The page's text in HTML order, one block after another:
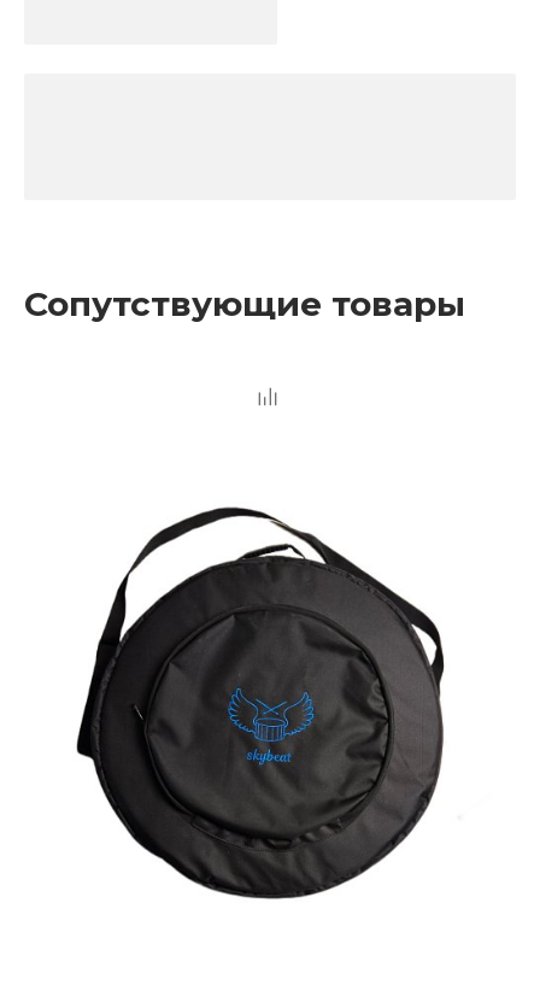
Сопутствующие товары